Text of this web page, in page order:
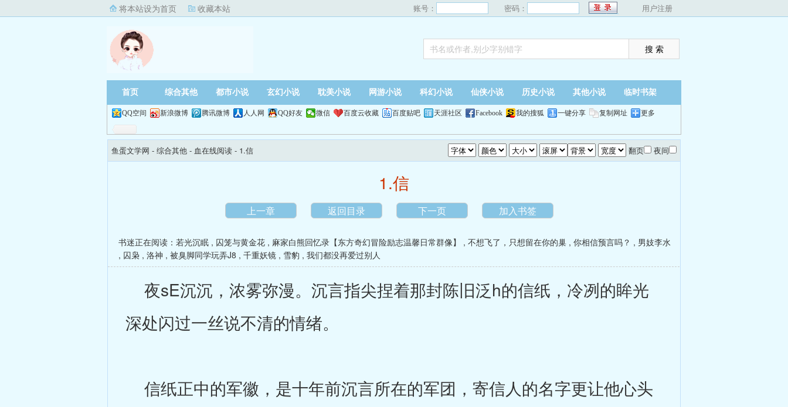
将本站设为首页 收藏本站 账号： 密码： 用户注册
首页 综合其他 都市小说 玄幻小说 耽美小说 网游小说 科幻小说 仙侠小说 历史小说 其他小说 临时书架
QQ空间 新浪微博 腾讯微博 人人网 QQ好友 微信 百度云收藏 百度贴吧 天涯社区 Facebook 我的搜狐 一键分享 复制网址 更多
鱼蛋文学网 - 综合其他 - 血在线阅读 - 1.信 翻页 夜间
1.信
上一章 返回目录 下一页 加入书签
书迷正在阅读： 若光沉眠 , 囚笼与黄金花 , 麻家白熊回忆录【东方奇幻冒险励志温馨日常群像】 , 不想飞了，只想留在你的巢 , 你相信预言吗？ , 男妓李水
, 囚枭 , 洛神 , 被臭脚同学玩弄J8 , 千重妖镜 , 雪豹 , 我们都没再爱过别人
夜sE沉沉，浓雾弥漫。沉言指尖捏着那封陈旧泛h的信纸，冷冽的眸光
深处闪过一丝说不清的情绪。
信纸正中的军徽，是十年前沉言所在的军团，寄信人的名字更让他心头